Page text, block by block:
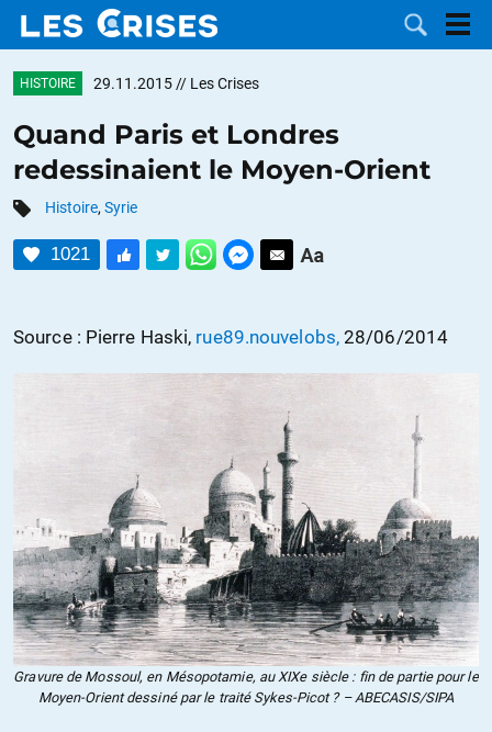
DOSSIERS
CATÉGORIES
HISTOIRE 29.11.2015 // Les Crises
Quand Paris et Londres
redessinaient le Moyen-Orient
Histoire, Syrie
1021
Source : Pierre Haski, rue89.nouvelobs,28/06/2014
Gravure de Mossoul, en Mésopotamie, au XIXe siècle : fin de partie pour le
Moyen-Orient dessiné par le traité Sykes-Picot ? – ABECASIS/SIPA